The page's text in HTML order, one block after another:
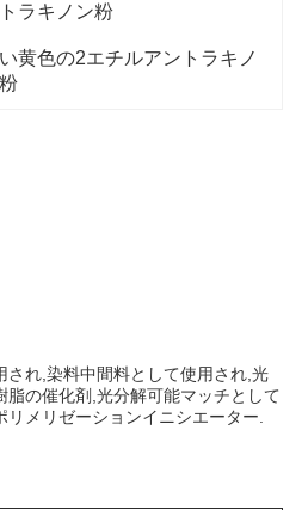
ラキノン粉
黄色の2エチルアントラキノ
され,染料中間料として使用され,光
の催化剤,光分解可能マッチとして
メリゼーションイニシエーター.